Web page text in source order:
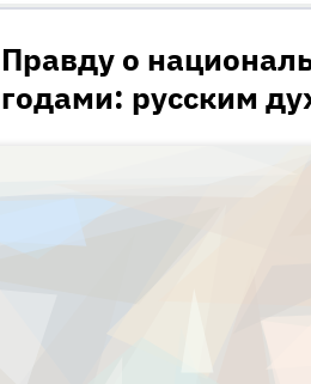
Правду о
годами: русским